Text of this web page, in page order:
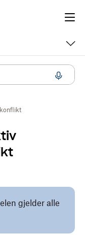
gjelder alle